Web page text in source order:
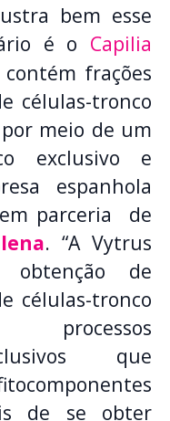
bem esse
é o Capilia
frações
células-tronco
meio de um
exclusivo e
espanhola
parceria de
. “A Vytrus
de
células-tronco
que
de se obter